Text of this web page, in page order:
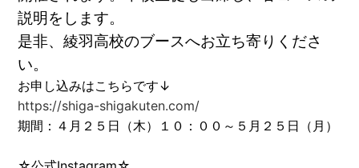
説明をします。
是非、綾羽高校のブースへお立ち寄りくださ
い。
お申し込みはこちらです↓
https://shiga-shigakuten.com/
期間：４月２５日（木）１０：００～５月２５日（月）